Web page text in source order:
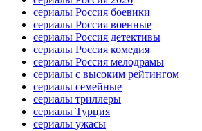
сериалы Россия боевики
сериалы Россия военные
сериалы Россия детективы
сериалы Россия комедия
сериалы Россия мелодрамы
сериалы с высоким рейтингом
сериалы семейные
сериалы триллеры
сериалы Турция
сериалы ужасы